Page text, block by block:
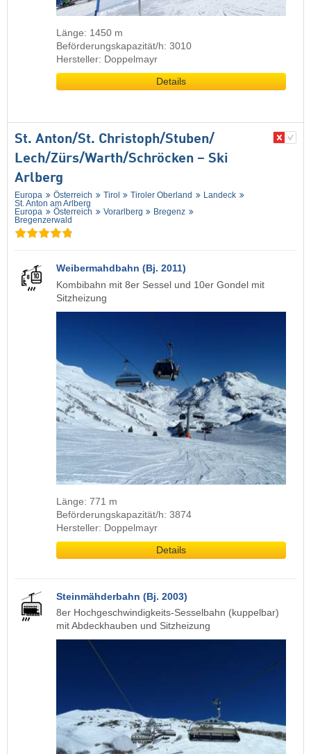
Länge: 1450 m
Beförderungskapazität/h: 3010
Hersteller: Doppelmayr
Details
St. Anton/​St. Christoph/​Stuben/​
Lech/​Zürs/​Warth/​Schröcken – Ski
Arlberg
Europa Österreich Tirol Tiroler Oberland
Landeck
St. Anton am Arlberg
Europa
Österreich Vorarlberg
Bregenz
Bregenzerwald
Weibermahdbahn (Bj. 2011)
Kombibahn mit 8er Sessel und 10er Gondel mit
Sitzheizung
Länge: 771 m
Beförderungskapazität/h: 3874
Hersteller: Doppelmayr
Details
Steinmähderbahn (Bj. 2003)
8er Hochgeschwindigkeits-Sesselbahn (kuppelbar)
mit Abdeckhauben und Sitzheizung